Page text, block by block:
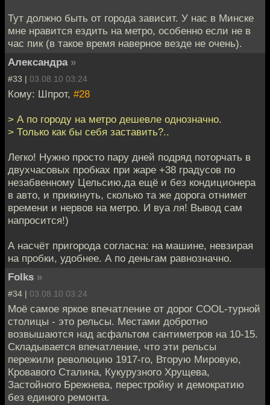
Тут должно быть от города зависит. У нас в Минске
мне нравится ездить на метро, особенно если не в
час пик (в такое время наверное везде не очень).
Александра »
#33 | 03.08.10 03:24
Кому: Шпрот, #28
> А по городу на метро дешевле однозначно.
> Только как бы себя заставить?..
Легко! Нужно просто пару дней подряд поторчать в
двухчасовых пробках при жаре +38 градусов по
незабвенному Цельсию,да ещё и без кондиционера
в авто, и прикинуть, сколько та же дорога отнимет
времени и нервов на метро. И вуа ля! Вывод сам
напросится!)
А насчёт пригорода согласна: на машине, невзирая
на пробки, удобнее. А по деньгам равнозначно.
Folks »
#34 | 03.08.10 03:24
Моё самое яркое впечатление от дорог COOL-турной
столицы - это рельсы. Местами добротно
возвышаются над асфальтом сантиметров на 10-15.
Складывается впечатление, что эти рельсы
пережили революцию 1917-го, Вторую Мировую,
Кровавого Сталина, Кукурузного Хрущева,
Застойного Брежнева, перестройку и демократию
без единого ремонта.